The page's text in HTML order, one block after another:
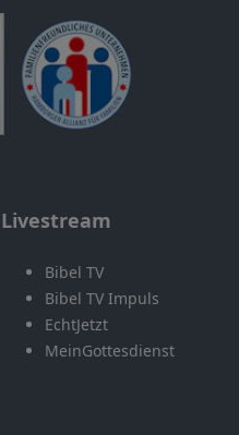
Livestream
Bibel TV
Bibel TV Impuls
EchtJetzt
MeinGottesdienst